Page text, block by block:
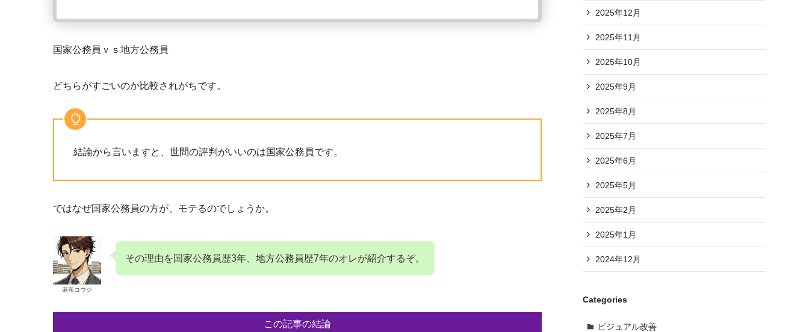
国家公務員ｖｓ地方公務員
どちらがすごいのか比較されがちです。
結論から言いますと、世間の評判がいいのは国家公務員です。
ではなぜ国家公務員の方が、モテるのでしょうか。
麻布コウジ
その理由を国家公務員歴3年、地方公務員歴7年のオレが紹介するぞ。
この記事の結論
2025年12月
2025年11月
2025年10月
2025年9月
2025年8月
2025年7月
2025年6月
2025年5月
2025年2月
2025年1月
2024年12月
Categories
ビジュアル改善